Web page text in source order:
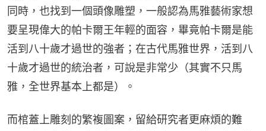
同時，也找到一個頭像雕塑，一般認為馬雅藝術家想
要呈現偉大的帕卡爾王年輕的面容，畢竟帕卡爾是能
活到八十歲才過世的強者；在古代馬雅世界，活到八
十歲才過世的統治者，可說是非常少（其實不只馬
雅，全世界基本上都是）。
而棺蓋上雕刻的繁複圖案，留給研究者更麻煩的難